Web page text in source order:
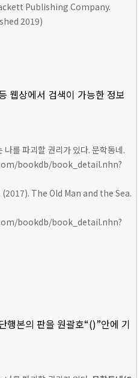
Publishing Company.
2019)
웹상에서 검색이 가능한 정보
나를 파괴할 권리가 있다. 문학동네.
bookdb/book_detail.nhn?
The Old Man and the Sea.
bookdb/book_detail.nhn?
행본의 판을 원괄호“()”안에 기